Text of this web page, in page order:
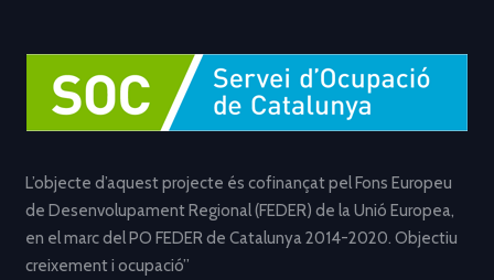
L’objecte d’aquest projecte és cofinançat pel Fons Europeu
de Desenvolupament Regional (FEDER) de la Unió Europea,
en el marc del PO FEDER de Catalunya 2014-2020. Objectiu
creixement i ocupació”